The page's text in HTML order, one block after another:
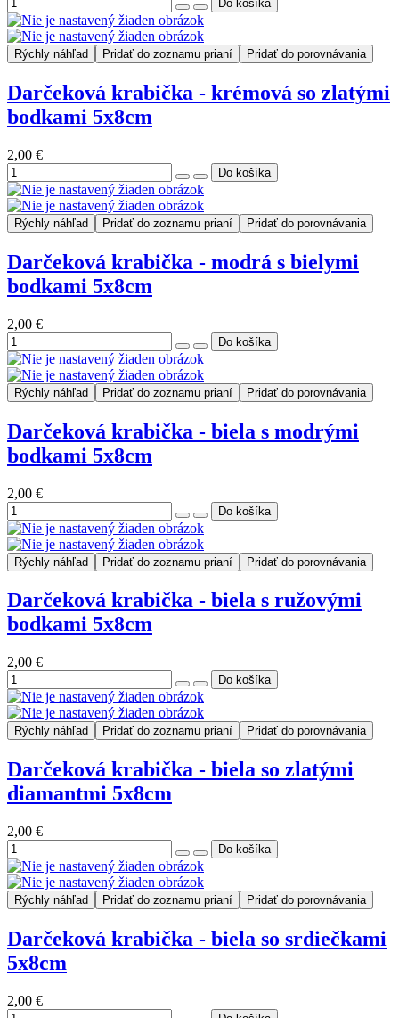
Rýchly náhľad Pridať do zoznamu prianí Pridať do porovnávania
Darčeková krabička - krémová so zlatými
bodkami 5x8cm
2,00 €
Rýchly náhľad Pridať do zoznamu prianí Pridať do porovnávania
Darčeková krabička - modrá s bielymi
bodkami 5x8cm
2,00 €
Rýchly náhľad Pridať do zoznamu prianí Pridať do porovnávania
Darčeková krabička - biela s modrými
bodkami 5x8cm
2,00 €
Rýchly náhľad Pridať do zoznamu prianí Pridať do porovnávania
Darčeková krabička - biela s ružovými
bodkami 5x8cm
2,00 €
Rýchly náhľad Pridať do zoznamu prianí Pridať do porovnávania
Darčeková krabička - biela so zlatými
diamantmi 5x8cm
2,00 €
Rýchly náhľad Pridať do zoznamu prianí Pridať do porovnávania
Darčeková krabička - biela so srdiečkami
5x8cm
2,00 €